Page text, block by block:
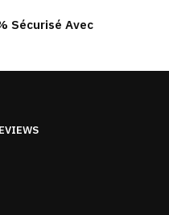
189,90 €
Sécurisé Avec